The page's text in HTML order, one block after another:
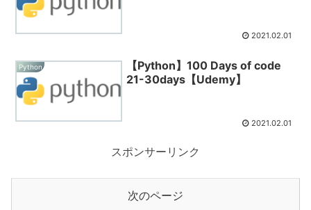
2021.02.01
Python
【Python】100 Days of code
21-30days【Udemy】
2021.02.01
スポンサーリンク
次のページ